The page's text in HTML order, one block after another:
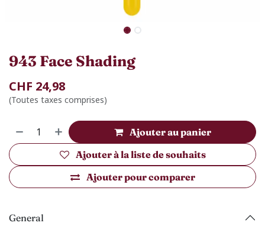
943 Face Shading
CHF 24,98
(Toutes taxes comprises)
Ajouter au panier
Ajouter pour comparer
Ajouter à la liste de souhaits
General